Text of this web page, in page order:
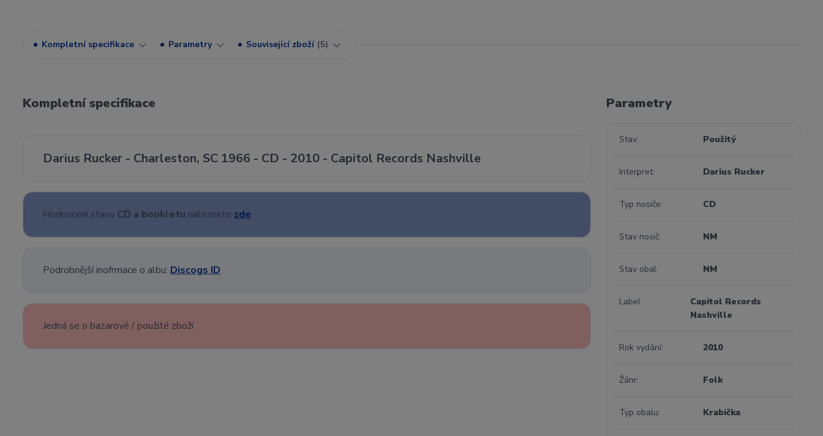
Kompletní specifikace Parametry Související zboží 5
Kompletní specifikace
Darius Rucker - Charleston, SC 1966 - CD - 2010 - Capitol Records Nashville
Hodnocení stavu CD a bookletu naleznete zde
Podrobnější inofrmace o albu: Discogs ID
Jedná se o bazarové / použité zboží
Parametry
Stav Použitý
Interpret Darius Rucker
Typ nosiče CD
Stav nosič NM
Stav obal NM
Label
Capitol Records
Nashville
Rok vydání 2010
Žánr Folk
Typ obalu Krabička